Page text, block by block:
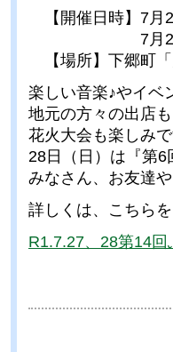
【開催日時】7月
7月28日（日
【場所】下郷町
楽しい音楽♪やイベ
地元の方々の出店
花火大会も楽しみ
28日（日）は『第6
みなさん、お友達
詳しくは、こちら
R1.7.27、28第14